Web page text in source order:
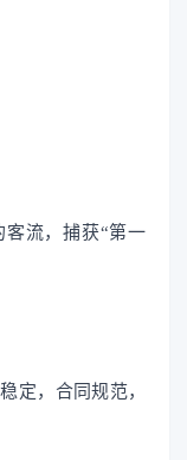
流，捕获“第一
定，合同规范，